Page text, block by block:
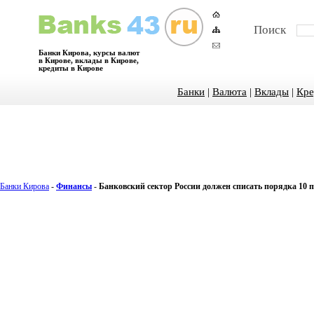
Банки Кирова, курсы валют
в Кирове, вклады в Кирове,
кредиты в Кирове
Поиск
Банки | Валюта | Вклады |
Банки Кирова - Финансы - Банковский сектор России должен списать порядка 10